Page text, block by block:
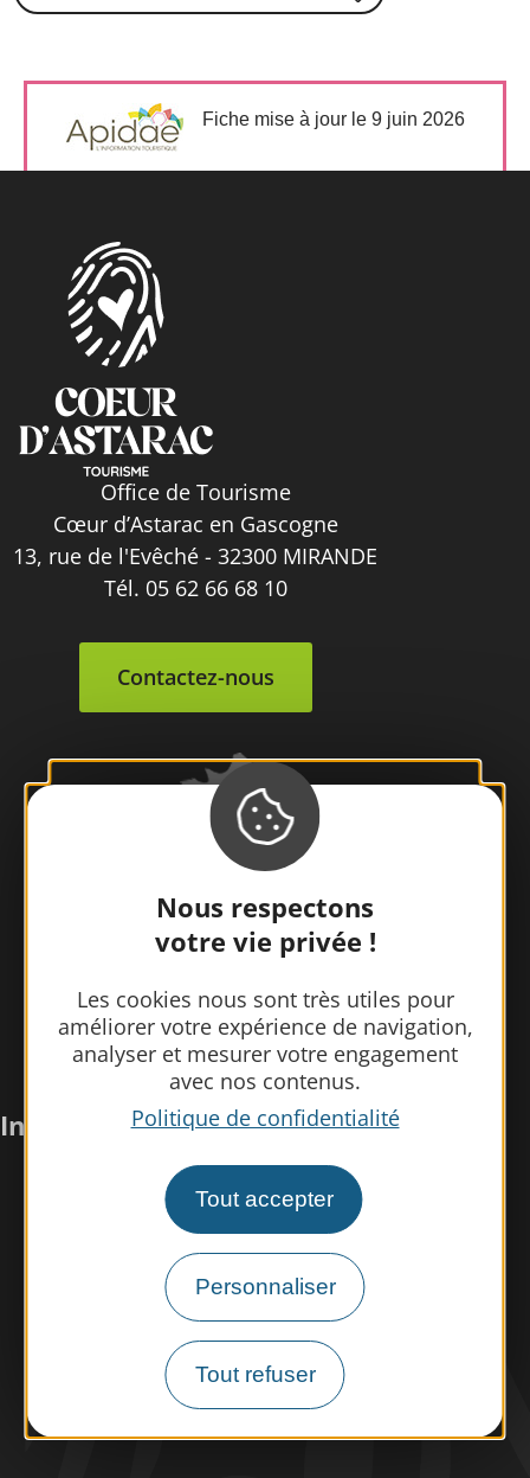
Nous respectons
votre vie privée !
Les cookies nous sont très utiles pour
améliorer votre expérience de navigation,
analyser et mesurer votre engagement
avec nos contenus.
Politique de confidentialité
Tout accepter
Personnaliser
Tout refuser
Fiche mise à jour le 9 juin 2026
Office de Tourisme
Cœur d’Astarac en Gascogne
13, rue de l'Evêché - 32300 MIRANDE
Tél. 05 62 66 68 10
Contactez-nous
Infos pratiques
Nous rencontrer
Nos brochures
Espace pro/presse
Tourisme handicap
Espace éco-responsable
Météo